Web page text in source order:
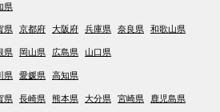
県
県 京都府 大阪府 兵庫県 奈良県 和歌山県
県 岡山県 広島県 山口県
県 愛媛県 高知県
県 長崎県 熊本県 大分県 宮崎県
鹿児島県